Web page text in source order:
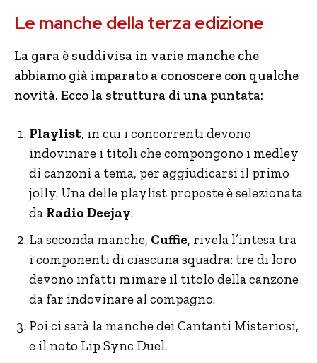
Le manche della terza edizione
La gara è suddivisa in varie manche che
abbiamo già imparato a conoscere con qualche
novità. Ecco la struttura di una puntata:
Playlist, in cui i concorrenti devono
indovinare i titoli che compongono i medley
di canzoni a tema, per aggiudicarsi il primo
jolly. Una delle playlist proposte è selezionata
da Radio Deejay.
La seconda manche, Cuffie, rivela l’intesa tra
i componenti di ciascuna squadra: tre di loro
devono infatti mimare il titolo della canzone
da far indovinare al compagno.
Poi ci sarà la manche dei Cantanti Misteriosi,
e il noto Lip Sync Duel.